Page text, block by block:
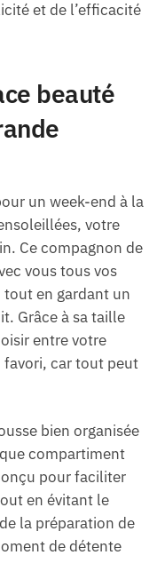
et de l’efficacité
beauté
un week-end à la
votre
Ce compagnon de
vous tous vos
tout en gardant un
Grâce à sa taille
entre votre
car tout peut
bien organisée
compartiment
pour faciliter
en évitant le
la préparation de
de détente